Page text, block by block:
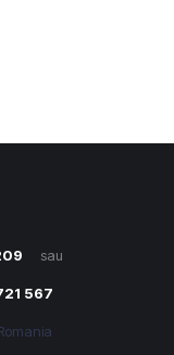
sau
567